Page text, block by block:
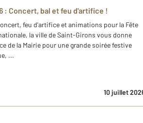
: Concert, bal et feu d'artifice !
feu d'artifice et animations pour la Fête
la ville de Saint-Girons vous donne
de la Mairie pour une grande soirée festive
...
10 juillet